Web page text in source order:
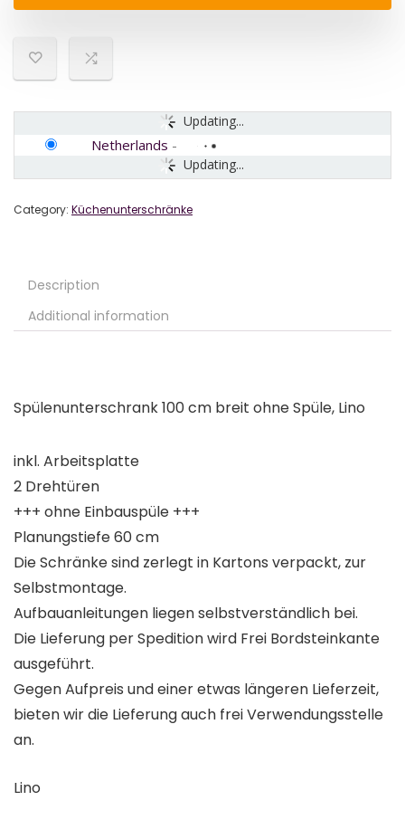
Updating...
Updating...
Netherlands -
Category: Küchenunterschränke
Description
Additional information
Spülenunterschrank 100 cm breit ohne Spüle, Lino
inkl. Arbeitsplatte
2 Drehtüren
+++ ohne Einbauspüle +++
Planungstiefe 60 cm
Die Schränke sind zerlegt in Kartons verpackt, zur
Selbstmontage.
Aufbauanleitungen liegen selbstverständlich bei.
Die Lieferung per Spedition wird Frei Bordsteinkante
ausgeführt.
Gegen Aufpreis und einer etwas längeren Lieferzeit,
bieten wir die Lieferung auch frei Verwendungsstelle
an.
Lino